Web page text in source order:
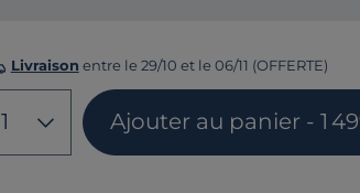
Livraison entre le 29/10 et le 06/11 (OFFERTE)
1 Ajouter au panier - 1